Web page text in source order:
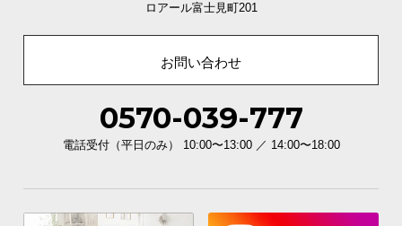
ロアール富士見町201
お問い合わせ
0570-039-777
電話受付（平日のみ） 10:00〜13:00 ／ 14:00〜18:00